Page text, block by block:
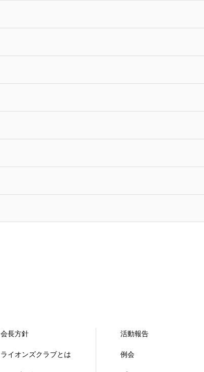
会長方針
ライオンズクラブとは
活動報告
例会